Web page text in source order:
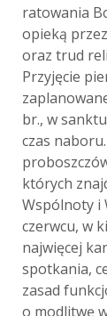
ratowania
opieką
oraz trud
Przyjęcie
br., w
czas
których
Wspólnoty i
czerwcu, w
najwięcej
spotkania,
zasad
o modlitwę